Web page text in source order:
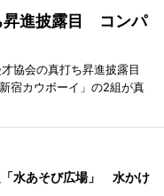
昇進披露目 コンパ
協会の真打ち昇進披露目
宿カウボーイ」の2組が真
水あそび広場」 水かけ